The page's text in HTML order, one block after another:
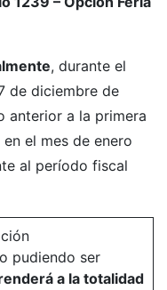
, durante el
de diciembre de
anterior a la primera
el mes de enero
al período fiscal
pudiendo ser
a la totalidad